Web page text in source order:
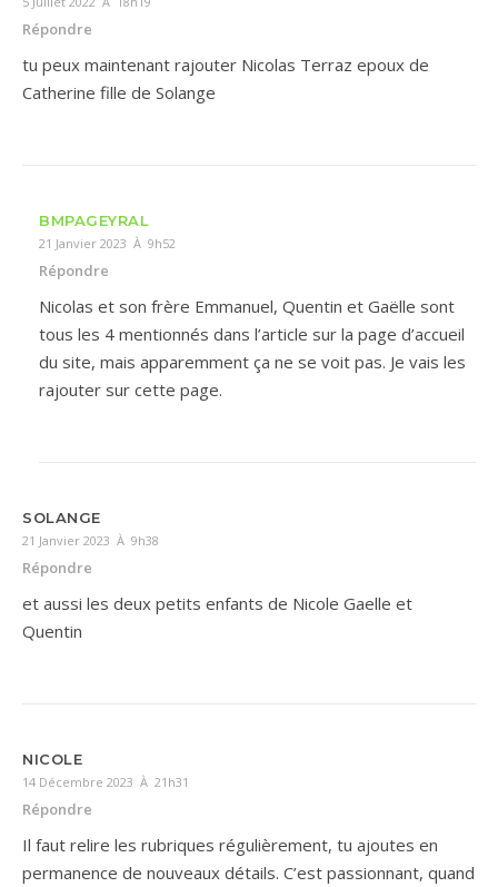
Répondre
tu peux maintenant rajouter Nicolas Terraz epoux de
Catherine fille de Solange
BMPAGEYRAL
21 Janvier 2023 À 9h52
Répondre
Nicolas et son frère Emmanuel, Quentin et Gaëlle sont
tous les 4 mentionnés dans l’article sur la page d’accueil
du site, mais apparemment ça ne se voit pas. Je vais les
rajouter sur cette page.
SOLANGE
21 Janvier 2023 À 9h38
Répondre
et aussi les deux petits enfants de Nicole Gaelle et
Quentin
NICOLE
14 Décembre 2023 À 21h31
Répondre
Il faut relire les rubriques régulièrement, tu ajoutes en
permanence de nouveaux détails. C’est passionnant, quand